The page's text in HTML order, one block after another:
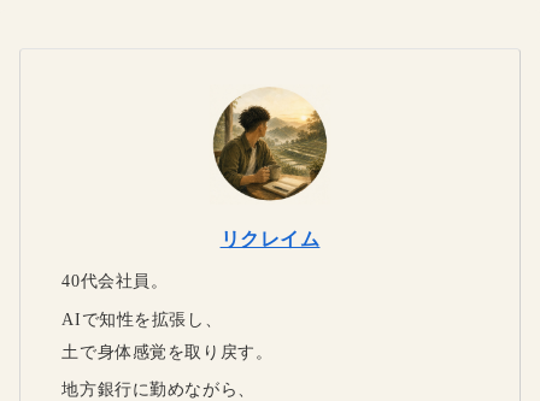
リクレイム
40代会社員。
AIで知性を拡張し、
土で身体感覚を取り戻す。
地方銀行に勤めながら、